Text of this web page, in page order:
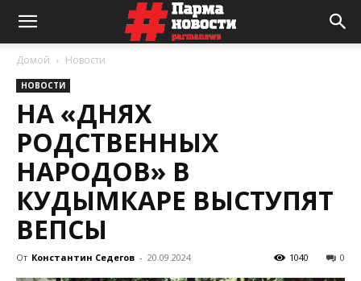
Домой Новости
НОВОСТИ
НА «ДНЯХ
РОДСТВЕННЫХ
НАРОДОВ» В
КУДЫМКАРЕ ВЫСТУПЯТ
ВЕПСЫ
От Константин Седегов - 20.09.2024 0
1040